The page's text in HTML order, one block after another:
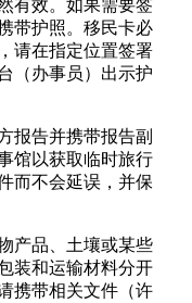
有效。如果需要签
带护照。移民卡必
请在指定位置签署
（办事员）出示护
报告并携带报告副
馆以获取临时旅行
而不会延误，并保
产品、土壤或某些
装和运输材料分开
携带相关文件（许